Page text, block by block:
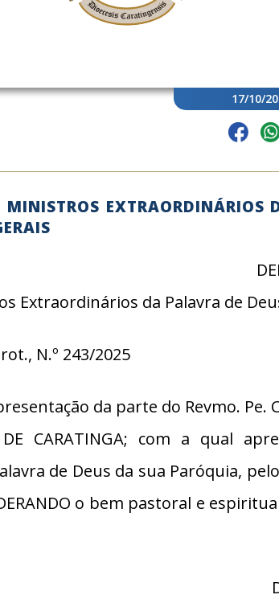
17/10/
MINISTROS
Extraordinários da Palavra de
N.º 243/2025
da parte do Revmo.
DE CARATINGA; com a qual
de Deus da sua Paróquia,
o bem pastoral e